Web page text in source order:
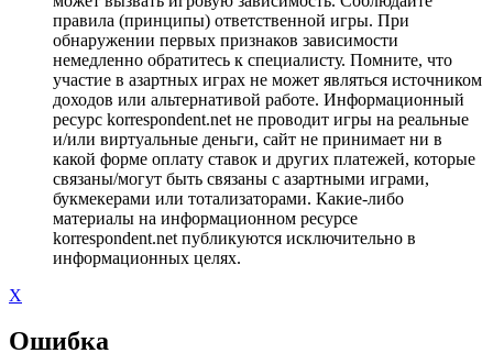
правила (принципы) ответственной игры. При
обнаружении первых признаков зависимости
немедленно обратитесь к специалисту. Помните, что
участие в азартных играх не может являться источником
доходов или альтернативой работе. Информационный
ресурс korrespondent.net не проводит игры на реальные
и/или виртуальные деньги, сайт не принимает ни в
какой форме оплату ставок и других платежей, которые
связаны/могут быть связаны с азартными играми,
букмекерами или тотализаторами. Какие-либо
материалы на информационном ресурсе
korrespondent.net публикуются исключительно в
информационных целях.
X
Ошибка